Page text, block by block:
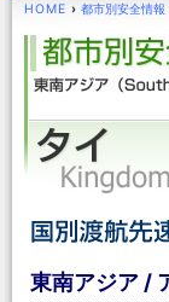
HOME › 都市別安全情報
東南アジア /